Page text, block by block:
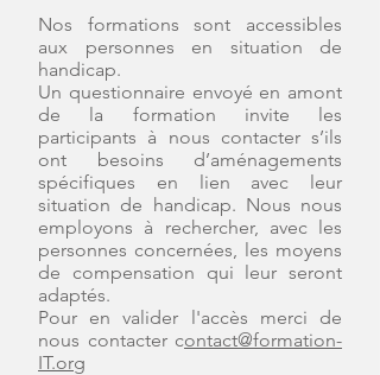
Nos formations sont accessibles
aux personnes en situation de
handicap.
Un questionnaire envoyé en amont
de la formation invite les
participants à nous contacter s’ils
ont besoins d’aménagements
spécifiques en lien avec leur
situation de handicap. Nous nous
employons à rechercher, avec les
personnes concernées, les moyens
de compensation qui leur seront
adaptés.
Pour en valider l'accès merci de
nous contacter contact@formation-
IT.org